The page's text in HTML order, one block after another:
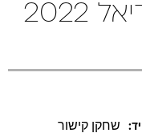
איבן פרישיץ' במונדיאל 2022
שחקן קישור